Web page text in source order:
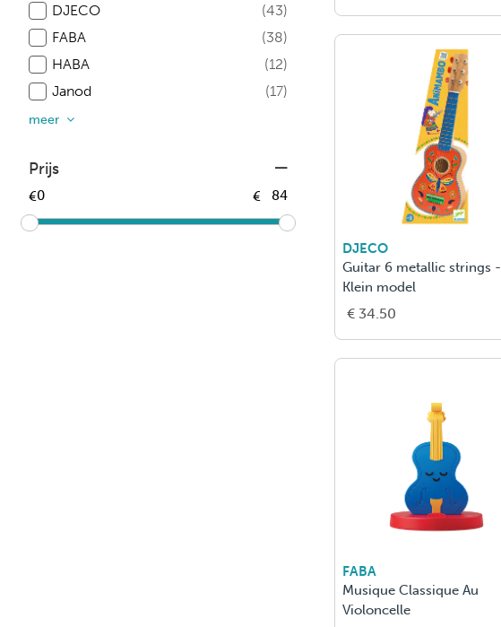
(43)
DJECO
(38)
FABA
(12)
HABA
(17)
Janod
meer
Prijs
€ €
DJECO
Guitar 6 metallic strings -
Klein model
€ 34.50
FABA
Musique Classique Au
Violoncelle